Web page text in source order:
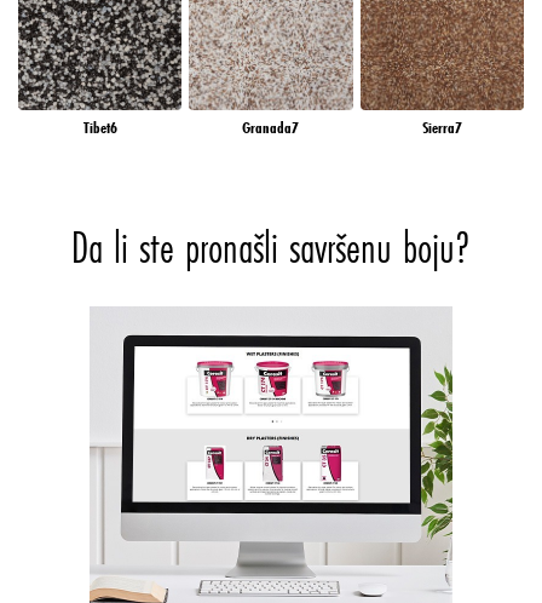
Tibet6 Granada7 Sierra7
Da li ste pronašli savršenu boju?